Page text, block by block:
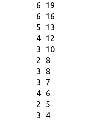
6
19
6
16
5
13
4
12
3
10
2
8
3
8
3
7
4
6
2
5
3
4